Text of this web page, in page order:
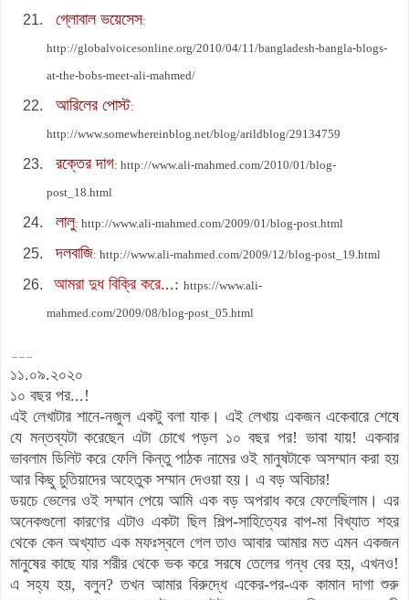
গ্লোবাল ভয়েসেস:
http://globalvoicesonline.org/2010/04/11/bangladesh-bangla-blogs-
at-the-bobs-meet-ali-mahmed/
আরিলের পোস্ট:
http://www.somewhereinblog.net/blog/arildblog/29134759
রক্তের দাগ: http://www.ali-mahmed.com/2010/01/blog-
post_18.html
লালু: http://www.ali-mahmed.com/2009/01/blog-post.html
দলবাজি: http://www.ali-mahmed.com/2009/12/blog-post_19.html
আমরা দুধ বিক্রি করে...: https://www.ali-
mahmed.com/2009/08/blog-post_05.html
... ... ...
১১.০৯.২০২০
১০ বছর পর...!
এই লেখাটার শানে-নজুল একটু বলা যাক। এই লেখায় একজন একেবারে শেষে
যে মন্তব্যটা করেছেন এটা চোখে পড়ল ১০ বছর পর! ভাবা যায়! একবার
ভাবলাম ডিলিট করে ফেলি কিন্তু পাঠক নামের ওই মানুষটাকে অসম্মান করা হয়
আর কিছু চুতিয়াদের অহেতুক সম্মান দেওয়া হয়। এ বড় অবিচার!
ডয়চে ভেলের ওই সম্মান পেয়ে আমি এক বড় অপরাধ করে ফেলেছিলাম। এর
অনেকগুলো কারণের এটাও একটা ছিল শিল্প-সাহিত্যের বাপ-মা বিখ্যাত শহর
থেকে কেন অখ্যাত এক মফঃস্বলে গেল তাও আবার আমার মত এমন একজন
মানুষের কাছে যার শরীর থেকে ভক করে সরষে তেলের গন্ধ বের হয়, এখনও!
এ সহ্য হয়, বলুন? তখন আমার বিরুদ্ধে একের-পর-এক কামান দাগা শুরু